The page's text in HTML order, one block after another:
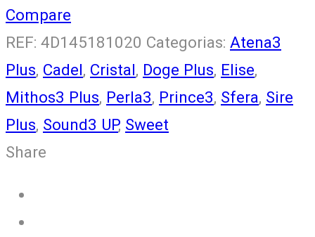
4D145181020
quantity
Compare
REF: 4D145181020 Categorias: Atena3
Plus, Cadel, Cristal, Doge Plus, Elise,
Mithos3 Plus, Perla3, Prince3, Sfera, Sire
Plus, Sound3 UP, Sweet
Share